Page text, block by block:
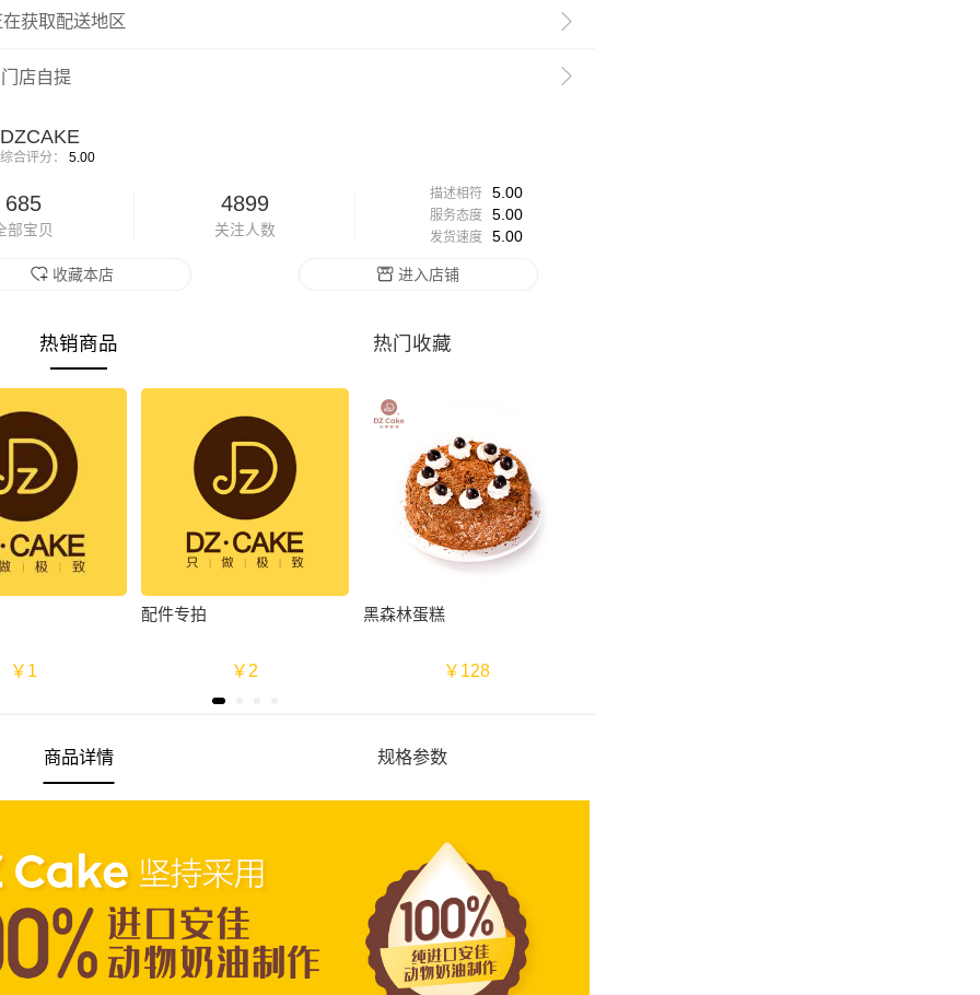
在获取配送地区 
店自提 
DZCAKE
综合评分： 5.00
685
部宝贝
4899
关注人数
描述相符 5.00
服务态度 5.00
发货速度 5.00
收藏本店 进入店铺
热销商品 热门收藏
￥1
配件专拍
￥2
黑森林蛋糕
￥128
商品详情 规格参数